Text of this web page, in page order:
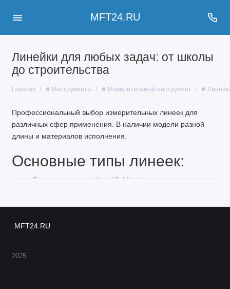
MFT24.RU
Линейки для любых задач: от школы
до строительства
Главная ✹ Инструменты ✹ Измерительный инструмент ✹
Профессиональный выбор измерительных линеек для
различных сфер применения. В наличии модели разной
длины и материалов исполнения.
Основные типы линеек:
Пластиковые линейки (15-30 см)
Строительные линейки с угломером
Области применения:
MFT24.RU
2025